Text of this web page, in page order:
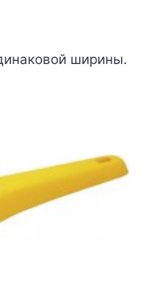
ширины.